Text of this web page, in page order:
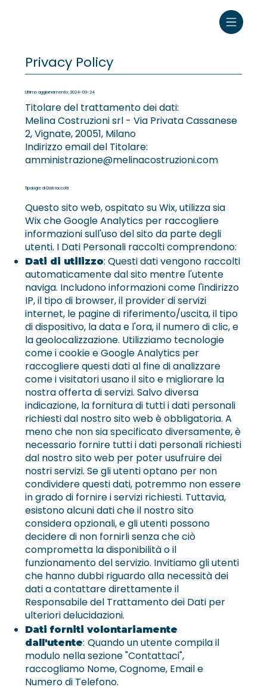
Privacy Policy
Ultimo aggiornamento: 2024-09-24
Titolare del trattamento dei dati:
Melina Costruzioni srl - Via Privata Cassanese
2, Vignate, 20051, Milano
Indirizzo email del Titolare:
amministrazione@melinacostruzioni.com
Tipologie di Dati raccolti
Questo sito web, ospitato su Wix, utilizza sia
Wix che Google Analytics per raccogliere
informazioni sull'uso del sito da parte degli
utenti. I Dati Personali raccolti comprendono:
Dati di utilizzo: Questi dati vengono raccolti
automaticamente dal sito mentre l'utente
naviga. Includono informazioni come l'indirizzo
IP, il tipo di browser, il provider di servizi
internet, le pagine di riferimento/uscita, il tipo
di dispositivo, la data e l'ora, il numero di clic, e
la geolocalizzazione. Utilizziamo tecnologie
come i cookie e Google Analytics per
raccogliere questi dati al fine di analizzare
come i visitatori usano il sito e migliorare la
nostra offerta di servizi. Salvo diversa
indicazione, la fornitura di tutti i dati personali
richiesti dal nostro sito web è obbligatoria. A
meno che non sia specificato diversamente, è
necessario fornire tutti i dati personali richiesti
dal nostro sito web per poter usufruire dei
nostri servizi. Se gli utenti optano per non
condividere questi dati, potremmo non essere
in grado di fornire i servizi richiesti. Tuttavia,
esistono alcuni dati che il nostro sito
considera opzionali, e gli utenti possono
decidere di non fornirli senza che ciò
comprometta la disponibilità o il
funzionamento del servizio. Invitiamo gli utenti
che hanno dubbi riguardo alla necessità dei
dati a contattare direttamente il
Responsabile del Trattamento dei Dati per
ulteriori delucidazioni.
Dati forniti volontariamente
dall'utente: Quando un utente compila il
modulo nella sezione "Contattaci",
raccogliamo Nome, Cognome, Email e
Numero di Telefono.